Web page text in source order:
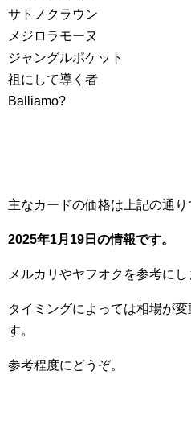
サトノクラウン
メジロラモーヌ
ジャングルポケット
祖にして導く者
Balliamo?
主なカードの価格は上記の通り
2025年1月19日の情報です。
メルカリやヤフオクを参考にし
タイミングによっては相場が
す。
参考程度にどうぞ。